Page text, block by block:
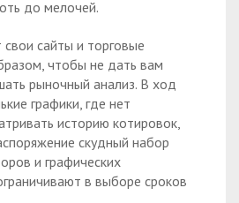
до мелочей.
сайты и торговые
чтобы не дать вам
рыночный анализ. В ход
графики, где нет
историю котировок,
скудный набор
и графических
в выборе сроков